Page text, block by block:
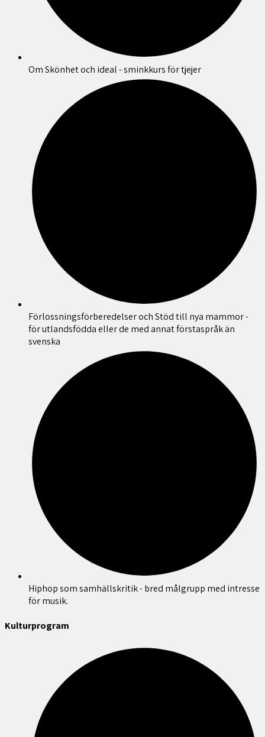
Om Skönhet och ideal - sminkkurs för tjejer
Förlossningsförberedelser och Stöd till nya mammor -
för utlandsfödda eller de med annat förstaspråk än
svenska
Hiphop som samhällskritik - bred målgrupp med intresse
för musik.
Kulturprogram